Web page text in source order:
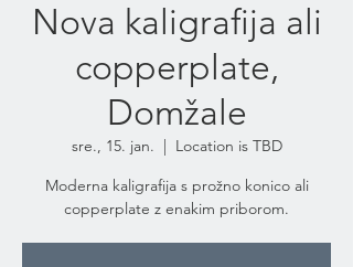
Nova kaligrafija ali
copperplate,
Domžale
sre., 15. jan.
  |
Location is TBD
Moderna kaligrafija s prožno konico ali
copperplate z enakim priborom.